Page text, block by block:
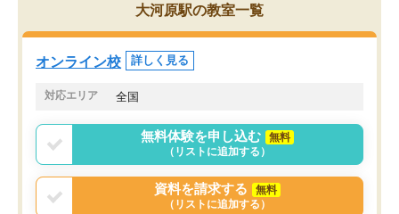
大河原駅の教室一覧
オンライン校 詳しく見る
対応エリア 全国
無料体験を申し込む
無料
（リストに追加する）
資料を請求する
無料
（リストに追加する）